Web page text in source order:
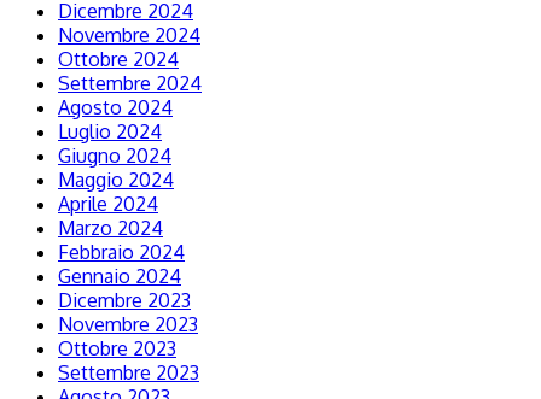
Dicembre 2024
Novembre 2024
Ottobre 2024
Settembre 2024
Agosto 2024
Luglio 2024
Giugno 2024
Maggio 2024
Aprile 2024
Marzo 2024
Febbraio 2024
Gennaio 2024
Dicembre 2023
Novembre 2023
Ottobre 2023
Settembre 2023